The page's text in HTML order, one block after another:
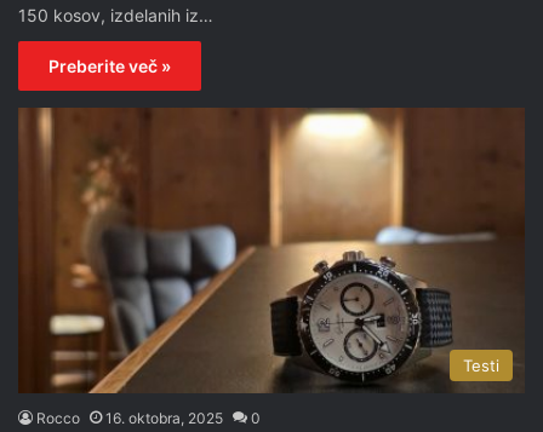
150 kosov, izdelanih iz…
Preberite več »
Testi
Rocco 16. oktobra, 2025 0